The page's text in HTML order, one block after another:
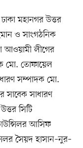
মহানগর উত্তর
ও সাংগঠনিক
লীগের
মো. তোফায়েল
সম্পাদক মো.
সাবেক সাধারণ
সিটি
আসিফ
সৈয়দ হাসান–নুর–